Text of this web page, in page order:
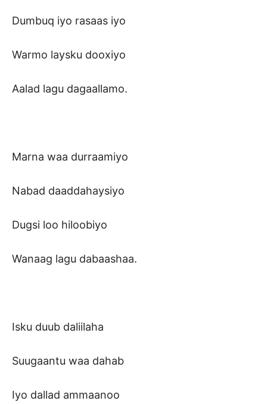
Dumbuq iyo rasaas iyo
Warmo laysku dooxiyo
Aalad lagu dagaallamo.
Marna waa durraamiyo
Nabad daaddahaysiyo
Dugsi loo hiloobiyo
Wanaag lagu dabaashaa.
Isku duub daliilaha
Suugaantu waa dahab
Iyo dallad ammaanoo